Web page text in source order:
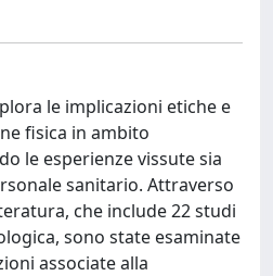
le implicazioni etiche e
fisica in ambito
le esperienze vissute sia
sanitario. Attraverso
che include 22 studi
sono state esaminate
associate alla